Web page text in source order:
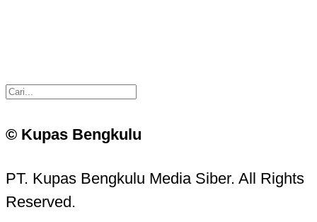
© Kupas Bengkulu
PT. Kupas Bengkulu Media Siber. All Rights
Reserved.